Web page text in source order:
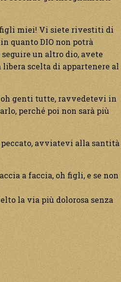
figli miei! Vi siete rivestiti di
quanto DIO non potrà
un altro dio, avete
scelta di appartenere al
oh genti tutte, ravvedetevi in
perché poi non sarà più
avviatevi alla santità
a faccia, oh figli, e se non
la via più dolorosa senza